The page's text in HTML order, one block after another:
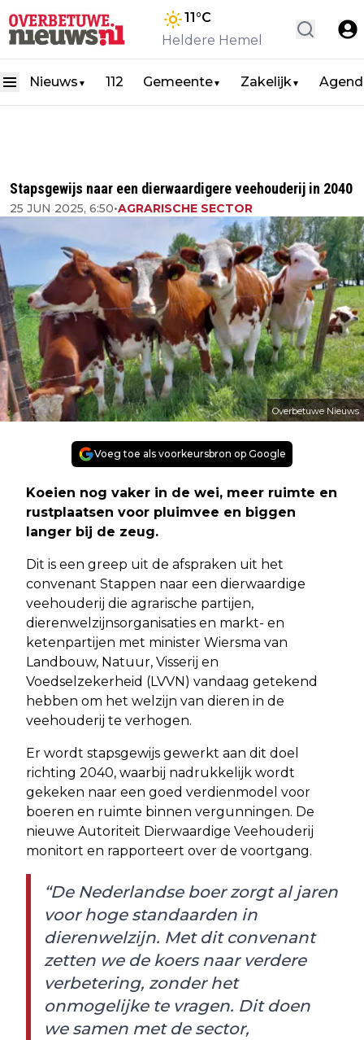
11°C
Heldere Hemel
Nieuws ▼ 112 Gemeente▼ Zakelijk▼
Stapsgewijs naar een dierwaardigere veehouderij in 2040
25 JUN 2025, 6:50•AGRARISCHE SECTOR
Overbetuwe Nieuws
Voeg toe als voorkeursbron op Google
Koeien nog vaker in de wei, meer ruimte en
rustplaatsen voor pluimvee en biggen
langer bij de zeug.
Dit is een greep uit de afspraken uit het
convenant Stappen naar een dierwaardige
veehouderij die agrarische partijen,
dierenwelzijnsorganisaties en markt- en
ketenpartijen met minister Wiersma van
Landbouw, Natuur, Visserij en
Voedselzekerheid (LVVN) vandaag getekend
hebben om het welzijn van dieren in de
veehouderij te verhogen.
Er wordt stapsgewijs gewerkt aan dit doel
richting 2040, waarbij nadrukkelijk wordt
gekeken naar een goed verdienmodel voor
boeren en ruimte binnen vergunningen. De
nieuwe Autoriteit Dierwaardige Veehouderij
monitort en rapporteert over de voortgang.
“De Nederlandse boer zorgt al jaren
voor hoge standaarden in
dierenwelzijn. Met dit convenant
zetten we de koers naar verdere
verbetering, zonder het
onmogelijke te vragen. Dit doen
we samen met de sector,